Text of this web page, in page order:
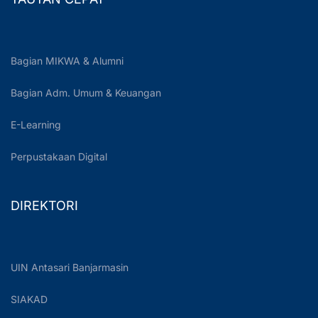
Bagian MIKWA & Alumni
Bagian Adm. Umum & Keuangan
E-Learning
Perpustakaan Digital
DIREKTORI
UIN Antasari Banjarmasin
SIAKAD